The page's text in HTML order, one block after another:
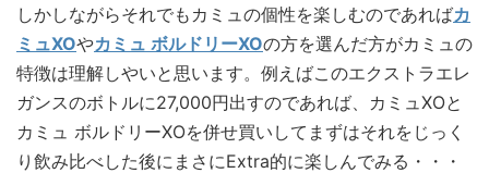
しかしながらそれでもカミュの個性を楽しむのであればカ
ミュXOやカミュ ボルドリーXOの方を選んだ方がカミュの
特徴は理解しやいと思います。例えばこのエクストラエレ
ガンスのボトルに27,000円出すのであれば、カミュXOと
カミュ ボルドリーXOを併せ買いしてまずはそれをじっく
り飲み比べした後にまさにExtra的に楽しんでみる・・・